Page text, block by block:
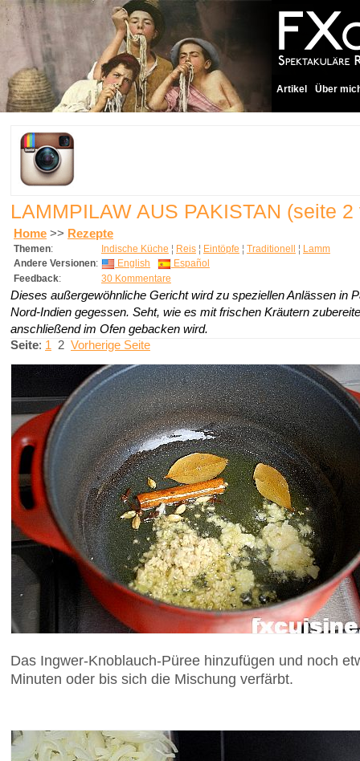
Artikel Über
LAMMPILAW AUS PAKISTAN (seite 2
Home >> Rezepte
Themen: Indische Küche ¦ Reis ¦ Eintöpfe ¦ Traditionell ¦ Lamm
Andere Versionen: English
Español
Feedback: 30 Kommentare
Dieses außergewöhnliche Gericht wird zu speziellen Anlässen in
Nord-Indien gegessen. Seht, wie es mit frischen Kräutern
anschließend im Ofen gebacken wird.
Seite: 1 2 Vorherige Seite
Das Ingwer-Knoblauch-Püree hinzufügen und noch
Minuten oder bis sich die Mischung verfärbt.